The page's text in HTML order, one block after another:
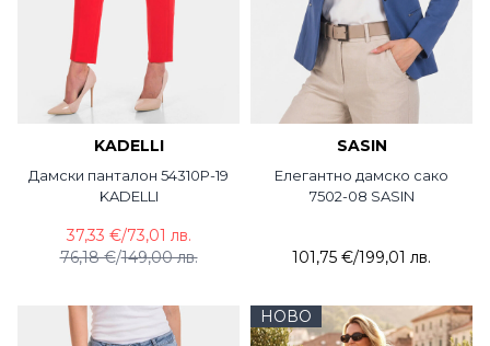
KADELLI
Дамски панталон 54310P-19
KADELLI
76,18 €/149,00 лв.
37,33 €/73,01 лв.
SASIN
Елегантно дамско сако
7502-08 SASIN
101,75 €/199,01 лв.
НОВО